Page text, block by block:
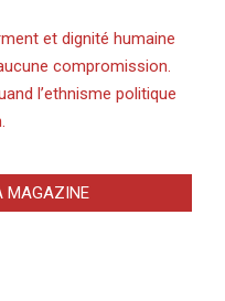
et dignité humaine
compromission.
l’ethnisme politique
MAGAZINE